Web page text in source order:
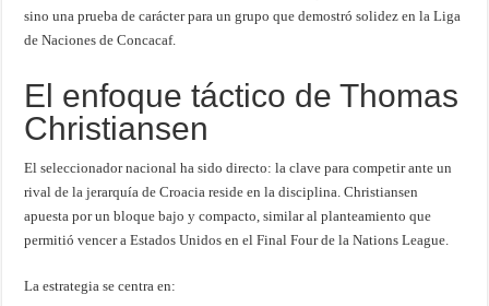
sino una prueba de carácter para un grupo que demostró solidez en la Liga
de Naciones de Concacaf.
El enfoque táctico de Thomas
Christiansen
El seleccionador nacional ha sido directo: la clave para competir ante un
rival de la jerarquía de Croacia reside en la disciplina. Christiansen
apuesta por un bloque bajo y compacto, similar al planteamiento que
permitió vencer a Estados Unidos en el Final Four de la Nations League.
La estrategia se centra en: